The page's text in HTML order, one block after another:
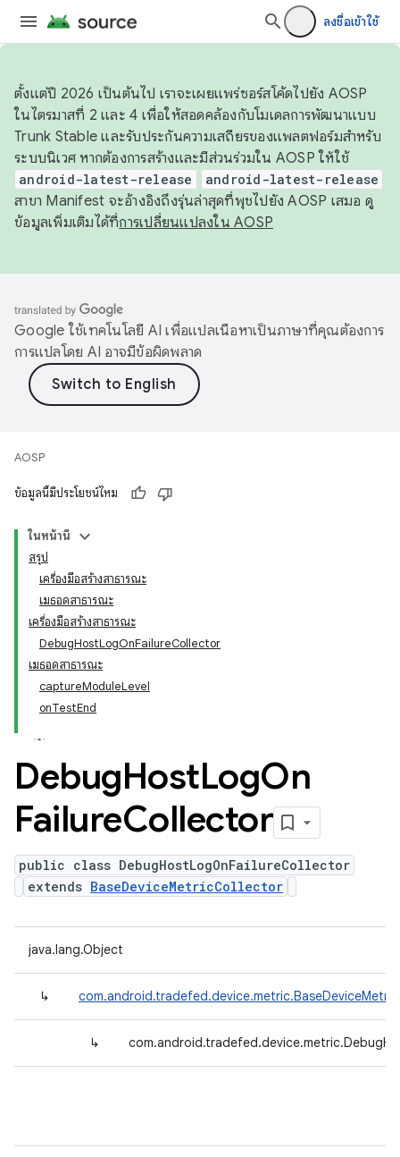
ลงชื่อเข้าใช้
ตั้งแต่ปี 2026 เป็นต้นไป เราจะเผยแพร่ซอร์สโค้ดไปยัง AOSP
ในไตรมาสที่ 2 และ 4 เพื่อให้สอดคล้องกับโมเดลการพัฒนาแบบ
Trunk Stable และรับประกันความเสถียรของแพลตฟอร์มสำหรับ
ระบบนิเวศ หากต้องการสร้างและมีส่วนร่วมใน AOSP ให้ใช้
android-latest-release android-latest-release
สาขา Manifest จะอ้างอิงถึงรุ่นล่าสุดที่พุชไปยัง AOSP เสมอ ดู
ข้อมูลเพิ่มเติมได้ที่การเปลี่ยนแปลงใน AOSP
Google ใช้เทคโนโลยี AI เพื่อแปลเนื้อหาเป็นภาษาที่คุณต้องการ
การแปลโดย AI อาจมีข้อผิดพลาด
AOSP
ข้อมูลนี้มีประโยชน์ไหม
ในหน้านี้
สรุป
เครื่องมือสร้างสาธารณะ
เมธอดสาธารณะ
เครื่องมือสร้างสาธารณะ
DebugHostLogOnFailureCollector
เมธอดสาธารณะ
captureModuleLevel
onTestEnd
DebugHostLogOn
FailureCollector
public class DebugHostLogOnFailureCollector
extends BaseDeviceMetricCollector
java.lang.Object
↳
↳